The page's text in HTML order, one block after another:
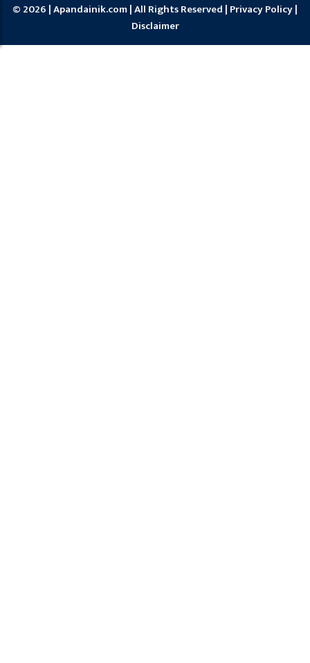
© 2026 | Apandainik.com | All Rights Reserved | Privacy Policy|
Disclaimer